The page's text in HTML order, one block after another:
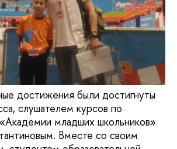
достижения были достигнуты
слушателем курсов по
младших школьников»
Вместе со своим